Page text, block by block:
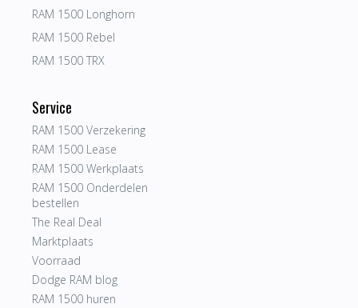
RAM 1500 Longhorn
RAM 1500 Rebel
RAM 1500 TRX
Service
RAM 1500 Verzekering
RAM 1500 Lease
RAM 1500 Werkplaats
RAM 1500 Onderdelen
bestellen
The Real Deal
Marktplaats
Voorraad
Dodge RAM blog
RAM 1500 huren